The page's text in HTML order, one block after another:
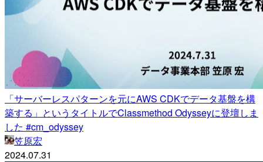
「サーバーレスパターンを元にAWS CDKでデータ基盤を構
築する」というタイトルでClassmethod Odysseyに登壇しま
した #cm_odyssey
笠原宏
2024.07.31